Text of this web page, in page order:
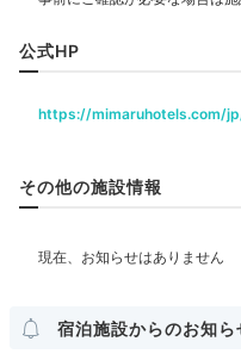
21:00
バストイレ別が
ベビー＆子供関連
コネクティングルーム
その他館内施設
公式HP
https://mimaruhotels.com/
その他の施設情報
宿泊施設からのお知ら